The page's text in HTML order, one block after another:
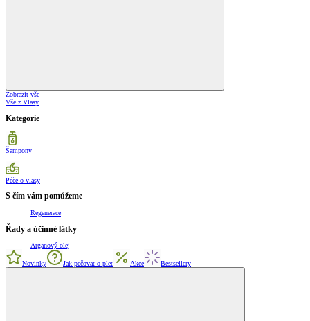
Zobrazit vše
Vše z Vlasy
Kategorie
Šampony
Péče o vlasy
S čím vám pomůžeme
Regenerace
Řady a účinné látky
Arganový olej
Novinky Jak pečovat o pleť Akce Bestsellery